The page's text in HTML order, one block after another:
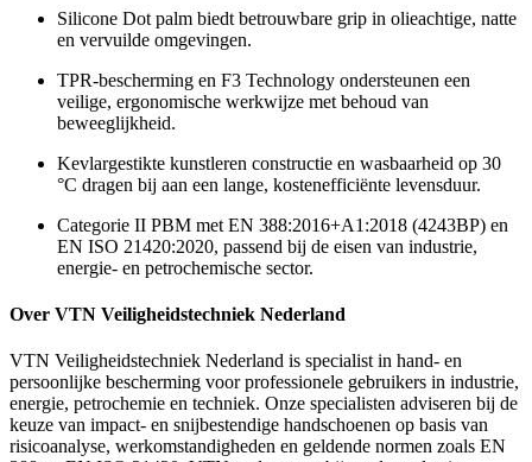
Silicone Dot palm biedt betrouwbare grip in olieachtige, natte
en vervuilde omgevingen.
TPR-bescherming en F3 Technology ondersteunen een
veilige, ergonomische werkwijze met behoud van
beweeglijkheid.
Kevlargestikte kunstleren constructie en wasbaarheid op 30
°C dragen bij aan een lange, kostenefficiënte levensduur.
Categorie II PBM met EN 388:2016+A1:2018 (4243BP) en
EN ISO 21420:2020, passend bij de eisen van industrie,
energie- en petrochemische sector.
Over VTN Veiligheidstechniek Nederland
VTN Veiligheidstechniek Nederland is specialist in hand- en
persoonlijke bescherming voor professionele gebruikers in industrie,
energie, petrochemie en techniek. Onze specialisten adviseren bij de
keuze van impact- en snijbestendige handschoenen op basis van
risicoanalyse, werkomstandigheden en geldende normen zoals EN